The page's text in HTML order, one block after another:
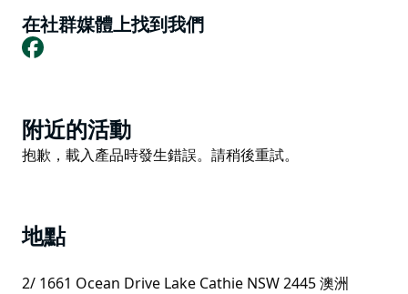
在社群媒體上找到我們
Facebook
Product
List
附近的活動
Product
抱歉，載入產品時發生錯誤。請稍後重試。
地點
2/ 1661 Ocean Drive Lake Cathie NSW 2445 澳洲